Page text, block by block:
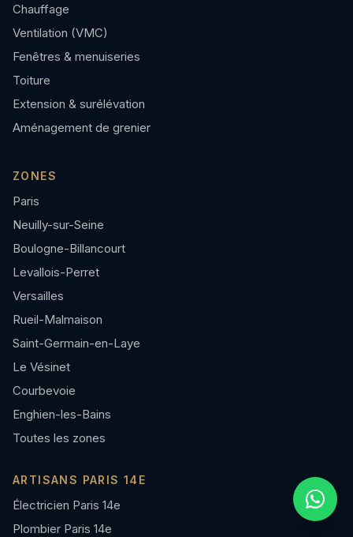
Chauffage
Ventilation (VMC)
Fenêtres & menuiseries
Toiture
Extension & surélévation
Aménagement de grenier
ZONES
Paris
Neuilly-sur-Seine
Boulogne-Billancourt
Levallois-Perret
Versailles
Rueil-Malmaison
Saint-Germain-en-Laye
Le Vésinet
Courbevoie
Enghien-les-Bains
Toutes les zones
ARTISANS PARIS 14E
Électricien Paris 14e
Plombier Paris 14e